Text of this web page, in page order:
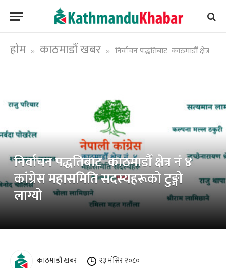
होम » काठमाडौं खबर » निर्वाचन पद्धतिबाट काठमाडौँ क्षेत्र नं ४ कांग्रेस महासमिति सदस्यहरूको टुङ्गो लाग्यो
निर्वाचन पद्धतिबाट काठमाडौँ क्षेत्र नं ४
कांग्रेस महासमिति सदस्यहरूको टुङ्गो
लाग्यो
काठमाडौं खबर २३ मंसिर २०८०